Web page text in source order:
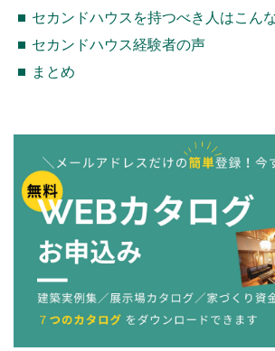
セカンドハウスを持つべき人はこん
セカンドハウス経験者の声
まとめ